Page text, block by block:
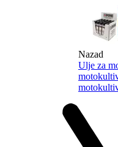
Nazad
Ulje za